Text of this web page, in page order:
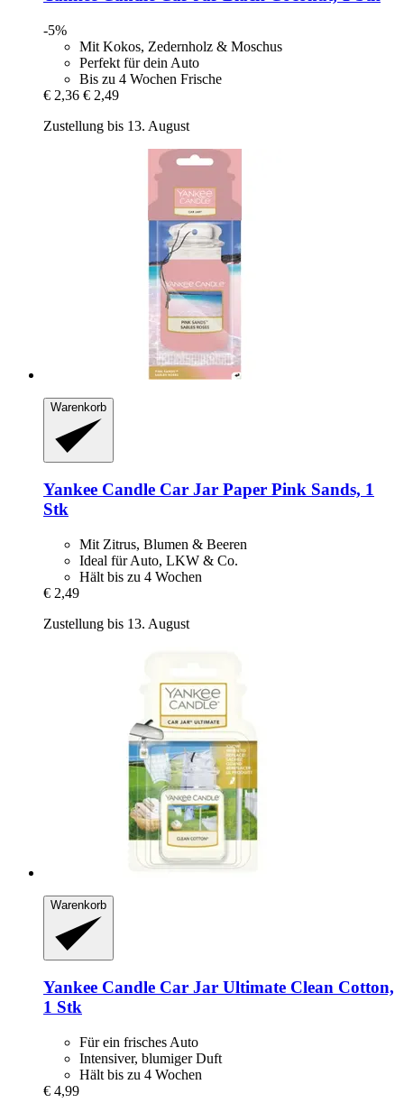
-5%
Mit Kokos, Zedernholz & Moschus
Perfekt für dein Auto
Bis zu 4 Wochen Frische
€ 2,36 € 2,49
Zustellung bis 13. August
Warenkorb
Yankee Candle Car Jar Paper Pink Sands, 1
Stk
Mit Zitrus, Blumen & Beeren
Ideal für Auto, LKW & Co.
Hält bis zu 4 Wochen
€ 2,49
Zustellung bis 13. August
Warenkorb
Yankee Candle Car Jar Ultimate Clean Cotton,
1 Stk
Für ein frisches Auto
Intensiver, blumiger Duft
Hält bis zu 4 Wochen
€ 4,99